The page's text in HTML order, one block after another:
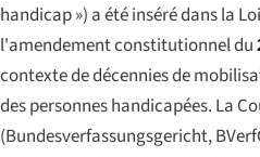
handicap ») a été inséré dans la
l'amendement constitutionnel du
contexte de décennies de
des personnes handicapées. La
(Bundesverfassungsgericht,